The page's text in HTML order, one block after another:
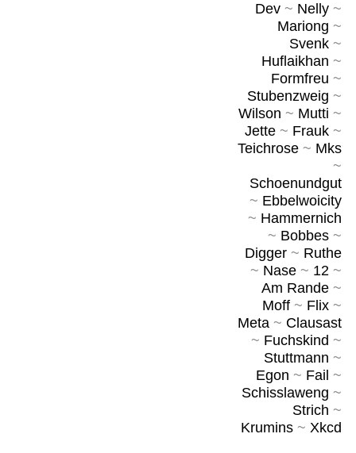
Dev~ Nelly~
Mariong ~
Svenk~
Huflaikhan ~
Formfreu ~
Stubenzweig ~
Wilson ~ Mutti ~
Jette~ Frauk~
Teichrose~ Mks
~
Schoenundgut
~ Ebbelwoicity
~ Hammernich
~ Bobbes~
Digger~ Ruthe
~ Nase~ 12~
Am Rande~
Moff~ Flix~
Meta~ Clausast
~ Fuchskind ~
Stuttmann ~
Egon ~ Fail ~
Schisslaweng ~
Strich ~
Krumins~ Xkcd